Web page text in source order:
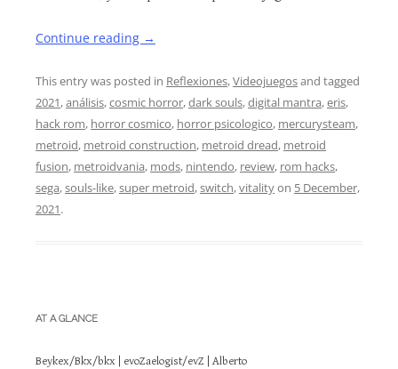
Continue reading →
This entry was posted in Reflexiones,Videojuegosand tagged
2021,análisis,cosmic horror,dark souls,digital mantra,eris,
hack rom, horror cosmico, horror psicologico, mercurysteam,
metroid, metroid construction, metroid dread, metroid
fusion, metroidvania, mods, nintendo, review, rom hacks,
sega,souls-like,super metroid,switch,vitalityon 5 December,
2021.
AT A GLANCE
Beykex/Bkx/bkx | evoZaelogist/evZ | Alberto